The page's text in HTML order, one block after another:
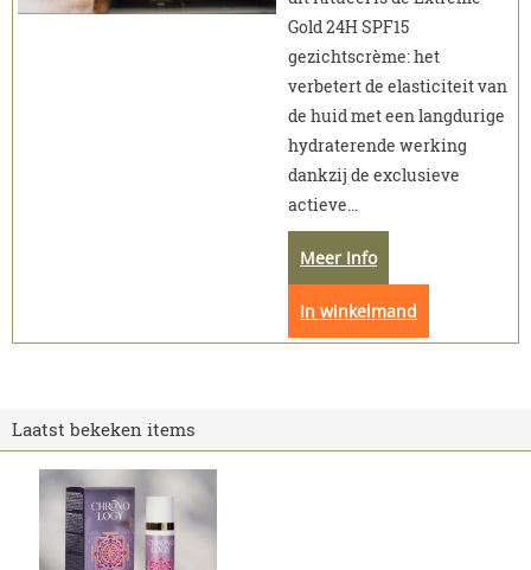
Gold 24H SPF15
gezichtscrème: het
verbetert de elasticiteit van
de huid met een langdurige
hydraterende werking
dankzij de exclusieve
actieve...
Meer Info
In winkelmand
Laatst bekeken items